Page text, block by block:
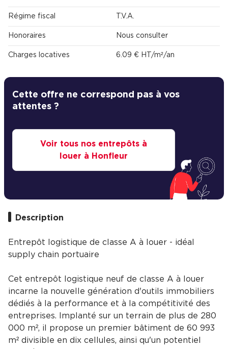
Régime fiscal T.V.A.
Honoraires Nous consulter
Charges locatives 6.09 € HT/m²/an
Cette offre ne correspond pas à vos
attentes ?
Voir tous nos entrepôts à
louer à Honfleur
Description
Entrepôt logistique de classe A à louer - idéal
supply chain portuaire
Cet entrepôt logistique neuf de classe A à louer
incarne la nouvelle génération d'outils immobiliers
dédiés à la performance et à la compétitivité des
entreprises. Implanté sur un terrain de plus de 280
000 m², il propose un premier bâtiment de 60 993
m² divisible en dix cellules, ainsi qu'un potentiel